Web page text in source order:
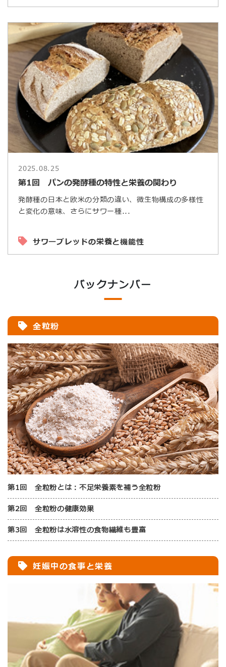
2025.08.25
第1回 パンの発酵種の特性と栄養の関わり
発酵種の日本と欧米の分類の違い、微生物構成の多様性
と変化の意味、さらにサワー種...
サワーブレッドの栄養と機能性
バックナンバー
全粒粉
第1回 全粒粉とは：不足栄養素を補う全粒粉
第2回 全粒粉の健康効果
第3回 全粒粉は水溶性の食物繊維も豊富
妊娠中の食事と栄養